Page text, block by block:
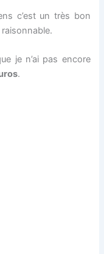
c’est un très bon
je n’ai pas encore
.